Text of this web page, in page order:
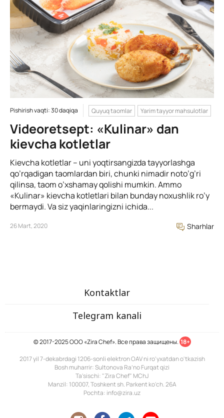
Pishirish vaqti: 30 daqiqa Quyuq taomlar Yarim tayyor mahsulotlar
Videoretsept: «Kulinar» dan
kievcha kotletlar
Kievcha kotletlar – uni yoqtirsangizda tayyorlashga
qo’rqadigan taomlardan biri, chunki nimadir noto’g’ri
qilinsa, taom o’xshamay qolishi mumkin. Ammo
«Kulinar» kievcha kotletlari bilan bunday noxushlik ro’y
bermaydi. Va siz yaqinlaringizni ichida...
26 Mart, 2020 Sharhlar
Kontaktlar
Telegram kanali
© 2017-2025 ООО «Zira Chef». Все права защищены. 18+
2017 yil 7-dekabrdagi 1206-sonli elektron OAV ni ro'yxatdan o'tkazish
Bosh muharrir: Sultonova Ra’no Furqat qizi
Ta'sischi: "Zira Chef" MChJ
Manzil: 100007, Toshkent sh. Parkent ko'ch. 26A
Pochta: info@zira.uz